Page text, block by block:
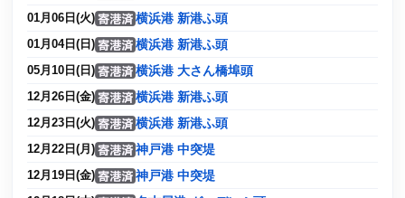
01月06日(火) 横浜港 新港ふ頭
01月04日(日) 横浜港 新港ふ頭
05月10日(日) 横浜港 大さん橋埠頭
12月26日(金) 横浜港 新港ふ頭
12月23日(火) 横浜港 新港ふ頭
12月22日(月) 神戸港 中突堤
12月19日(金) 神戸港 中突堤